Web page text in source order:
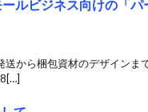
ルビジネス向けの「パ
送から梱包資材のデザインま